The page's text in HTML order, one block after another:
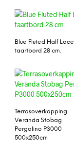
Blue Fluted Half Lace
taartbord 28 cm.
Terrasoverkapping
Veranda Stobag
Pergolino P3000
500x250cm